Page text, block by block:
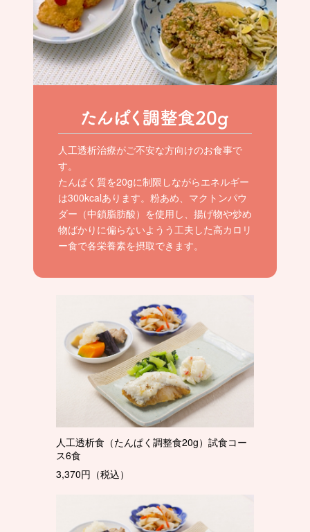
人工透析治療がご不安な方向けのお食事で
す。
たんぱく質を20gに制限しながらエネルギー
は300kcalあります。粉あめ、マクトンパウ
ダー（中鎖脂肪酸）を使用し、揚げ物や炒め
物ばかりに偏らないようう工夫した高カロリ
ー食で各栄養素を摂取できます。
人工透析食（たんぱく調整食20g）試食コー
ス6食
3,370円（税込）